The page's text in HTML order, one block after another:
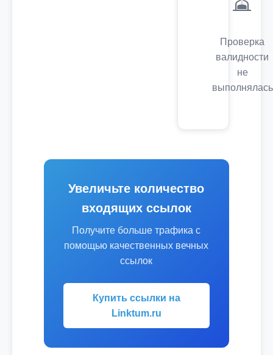
Проверка
валидности
не
выполнялась
Увеличьте количество
входящих ссылок
Получите больше трафика с
помощью качественных вечных
ссылок
Купить ссылки на
Linktum.ru